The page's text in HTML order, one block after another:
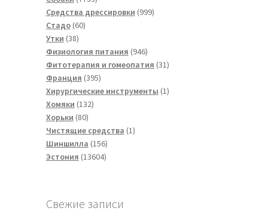
товара
Средства дрессировки 999999
Стадо 6060
Утки 3838
товаров
Физиология питания 946946
товаров
Фитотерапия и гомеопатия 3131
Франция 395395
товаров
Хирургические инструменты 11
Хомяки 132132
Хорьки 8080
товаров
Чистящие средства 11
Шиншилла 156156
товаров
Эстония 1360413604
Свежие записи